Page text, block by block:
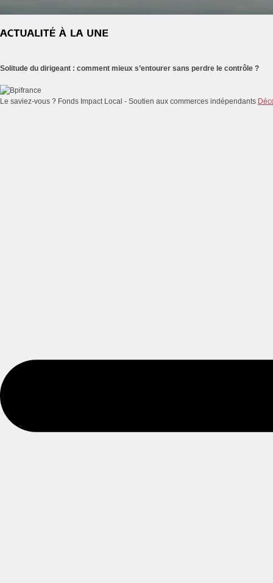
Solitude du dirigeant : comment mieux s’entourer sans perdre le contrôle ?
Le saviez-vous ? Fonds Impact Local - Soutien aux commerces indépendants